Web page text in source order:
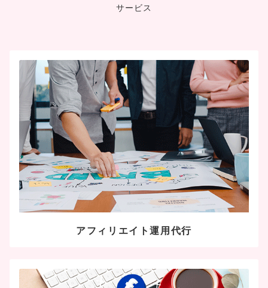
サービス
アフィリエイト運用代行